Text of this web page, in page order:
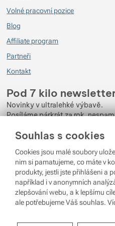
Souhlas s cookies
Cookies jsou malé soubory
nim si pamatujeme, co máte v
produkty, jestli jste přihlášeni a
například i v anonymních
zlepšování webu, a k lepšímu
ale potřebujeme Váš souhlas.
Volné pracovní pozice
Blog
Affiliate program
Partneři
Kontakt
Pod 7 kilo
Novinky v ultralehké výbavě.
Posíláme párkrát za rok,
Zadejte váš e-mail
Odběrem newsletteru souhlasíte se
Přihlásit se